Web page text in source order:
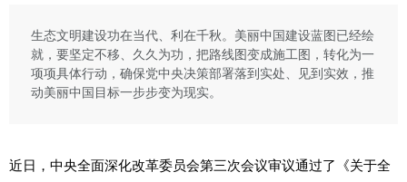
生态文明建设功在当代、利在千秋。美丽中国建设蓝图已经绘
就，要坚定不移、久久为功，把路线图变成施工图，转化为一
项项具体行动，确保党中央决策部署落到实处、见到实效，推
动美丽中国目标一步步变为现实。
近日，中央全面深化改革委员会第三次会议审议通过了《关于全